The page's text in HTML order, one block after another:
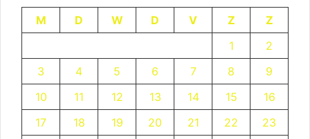
M
D W D V Z
Z
1
2
3
4 5 6 7 8
9
10
11 12 13 14 15
16
17
18 19 20 21 22
23